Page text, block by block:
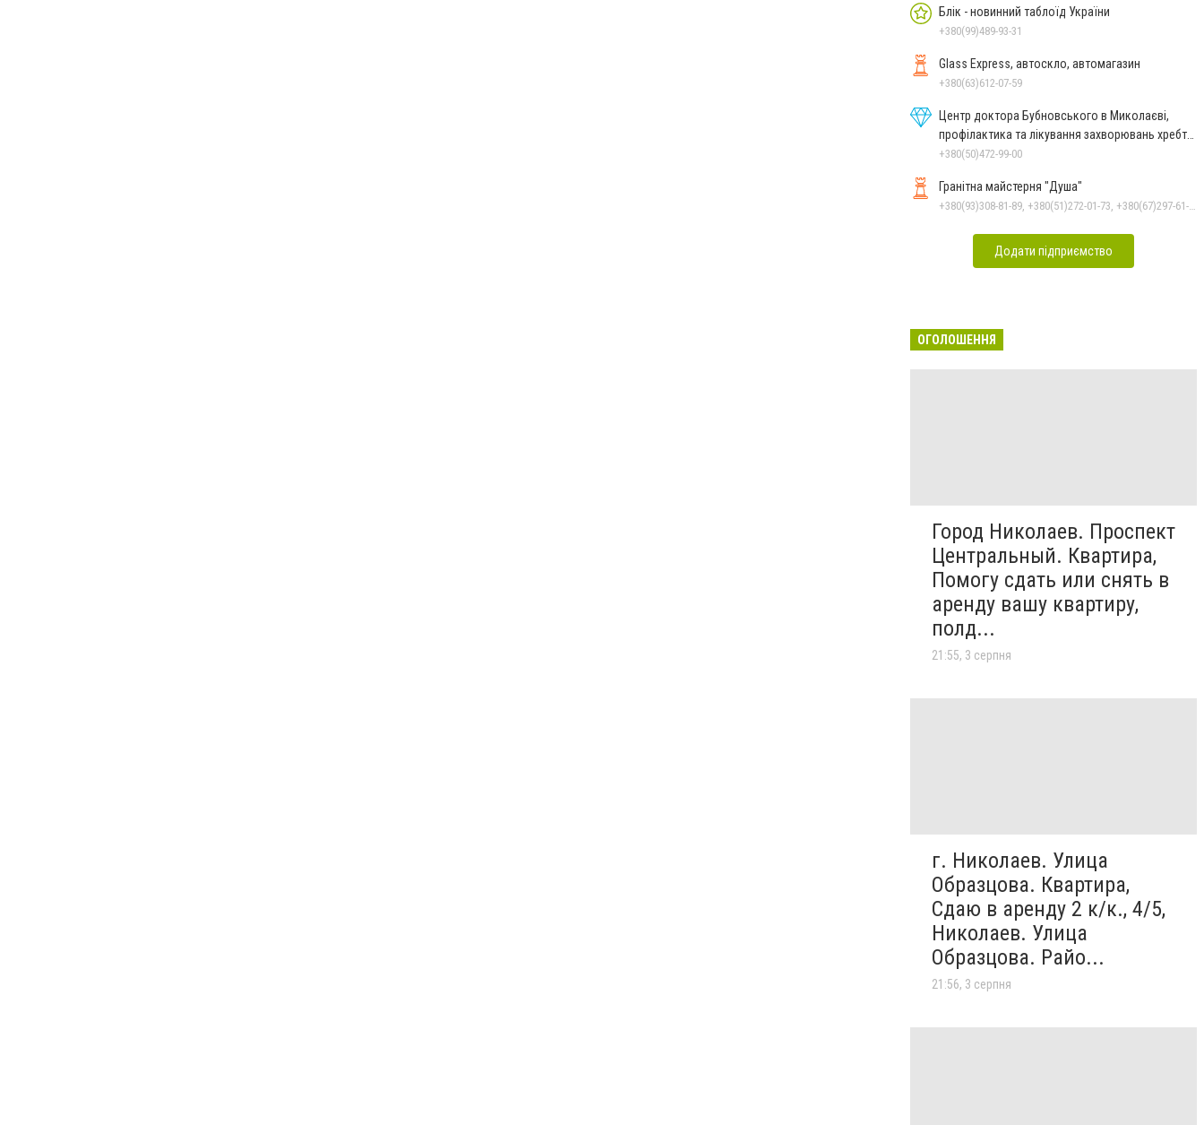
Блік - новинний таблоїд України
+380(99)489-93-31
Glass Express, автоскло, автомагазин
+380(63)612-07-59
Центр доктора Бубновського в Миколаєві,
профілактика та лікування захворювань хребта
і суглобів
+380(50)472-99-00
Гранітна майстерня "Душа"
Додати підприємство
ОГОЛОШЕННЯ
Город Николаев. Проспект
Центральный. Квартира,
Помогу сдать или снять в
аренду вашу квартиру,
полд...
21:55, 3 серпня
г. Николаев. Улица
Образцова. Квартира,
Сдаю в аренду 2 к/к., 4/5,
Николаев. Улица
Образцова. Райо...
21:56, 3 серпня